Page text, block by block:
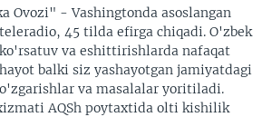
Ovozi" - Vashingtonda asoslangan
45 tilda efirga chiqadi. O'zbek
va eshittirishlarda nafaqat
balki siz yashayotgan jamiyatdagi
va masalalar yoritiladi.
AQSh poytaxtida olti kishilik